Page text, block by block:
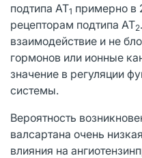
подтипа АТ1 примерно в
рецепторам подтипа АТ2
взаимодействие и не
гормонов или ионные
значение в регуляции
системы.
Вероятность
валсартана очень
влияния на